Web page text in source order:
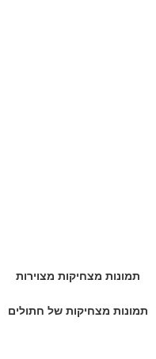
תמונות מצחיקות מצוירות
תמונות מצחיקות של חתולים